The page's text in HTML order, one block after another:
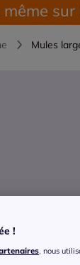
Mules
!
, nous